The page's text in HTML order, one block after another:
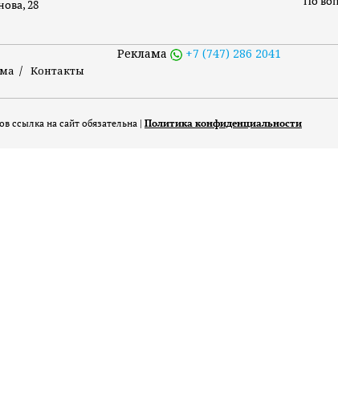
28
Контакты
Реклама +7 (747) 286 2041
ссылка на сайт обязательна | Политика конфиденциальности